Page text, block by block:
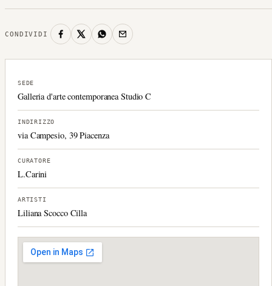
CONDIVIDI
SEDE
Galleria d'arte contemporanea Studio C
INDIRIZZO
via Campesio, 39 Piacenza
CURATORE
L.Carini
ARTISTI
Liliana Scocco Cilla